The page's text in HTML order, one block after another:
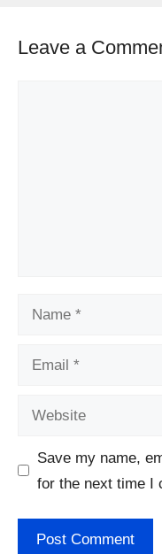
Leave a
Name
Email
Website
Save my name,
for the next time I